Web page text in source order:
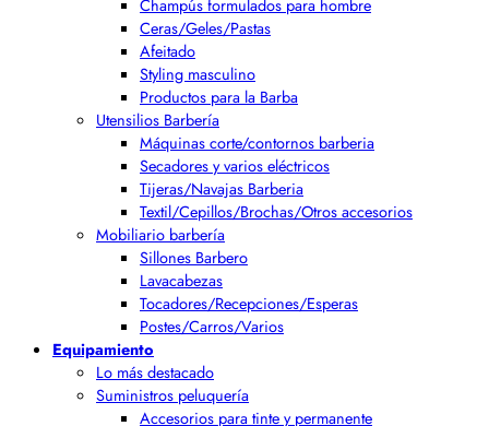
Champús formulados para hombre
Ceras/Geles/Pastas
Afeitado
Styling masculino
Productos para la Barba
Utensilios Barbería
Máquinas corte/contornos barberia
Secadores y varios eléctricos
Tijeras/Navajas Barberia
Textil/Cepillos/Brochas/Otros accesorios
Mobiliario barbería
Sillones Barbero
Lavacabezas
Tocadores/Recepciones/Esperas
Postes/Carros/Varios
Equipamiento
Lo más destacado
Suministros peluquería
Accesorios para tinte y permanente